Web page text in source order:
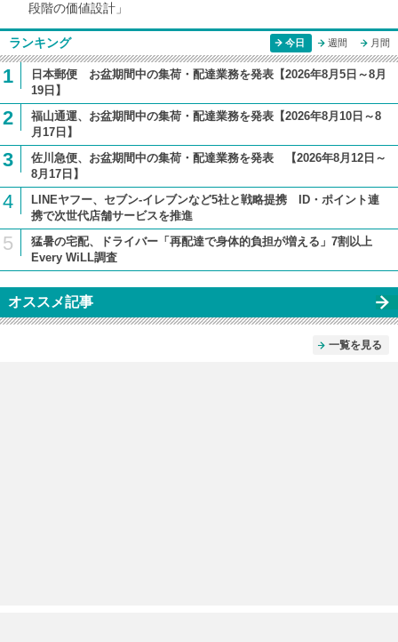
段階の価値設計」
ランキング 今日 週間 月間
1
日本郵便 お盆期間中の集荷・配達業務を発表【2026年8月5日～8月
19日】
2
福山通運、お盆期間中の集荷・配達業務を発表【2026年8月10日～8
月17日】
3
佐川急便、お盆期間中の集荷・配達業務を発表 【2026年8月12日～
8月17日】
4
LINEヤフー、セブン-イレブンなど5社と戦略提携 ID・ポイント連
携で次世代店舗サービスを推進
5
猛暑の宅配、ドライバー「再配達で身体的負担が増える」7割以上
Every WiLL調査
オススメ記事
一覧を見る